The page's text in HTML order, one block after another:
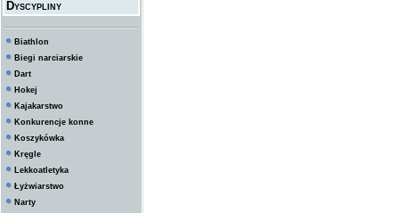
Dyscypliny
Biathlon
Biegi narciarskie
Dart
Hokej
Kajakarstwo
Konkurencje konne
Koszykówka
Kręgle
Lekkoatletyka
Łyżwiarstwo
Narty